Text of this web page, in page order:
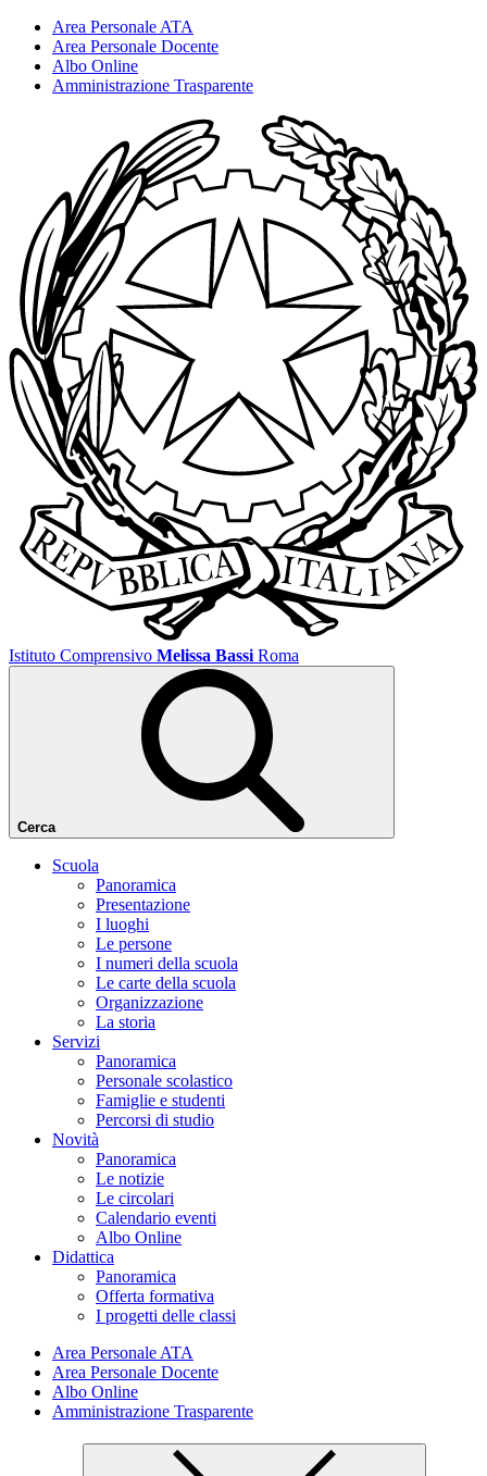
Area Personale ATA
Area Personale Docente
Albo Online
Amministrazione Trasparente
Istituto Comprensivo Melissa Bassi Roma
Cerca
Scuola
Panoramica
Presentazione
I luoghi
Le persone
I numeri della scuola
Le carte della scuola
Organizzazione
La storia
Servizi
Panoramica
Personale scolastico
Famiglie e studenti
Percorsi di studio
Novità
Panoramica
Le notizie
Le circolari
Calendario eventi
Albo Online
Didattica
Panoramica
Offerta formativa
I progetti delle classi
Area Personale ATA
Area Personale Docente
Albo Online
Amministrazione Trasparente